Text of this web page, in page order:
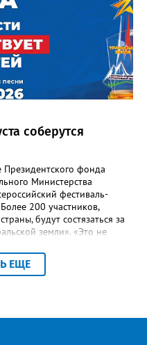
ЕДДС и иными службами»,
ГЖИ Ирина
в
слаженно. И
со всеми
тепла до конечных
соберутся
фонда
Министерства
фестиваль-
200 участников,
будут состязаться за
земли». «Это не
классы от ведущих
прошлых лет и
Оренбургской
ЕЩЕ